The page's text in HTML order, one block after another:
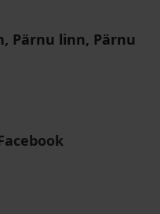
Pärnu linn, Pärnu